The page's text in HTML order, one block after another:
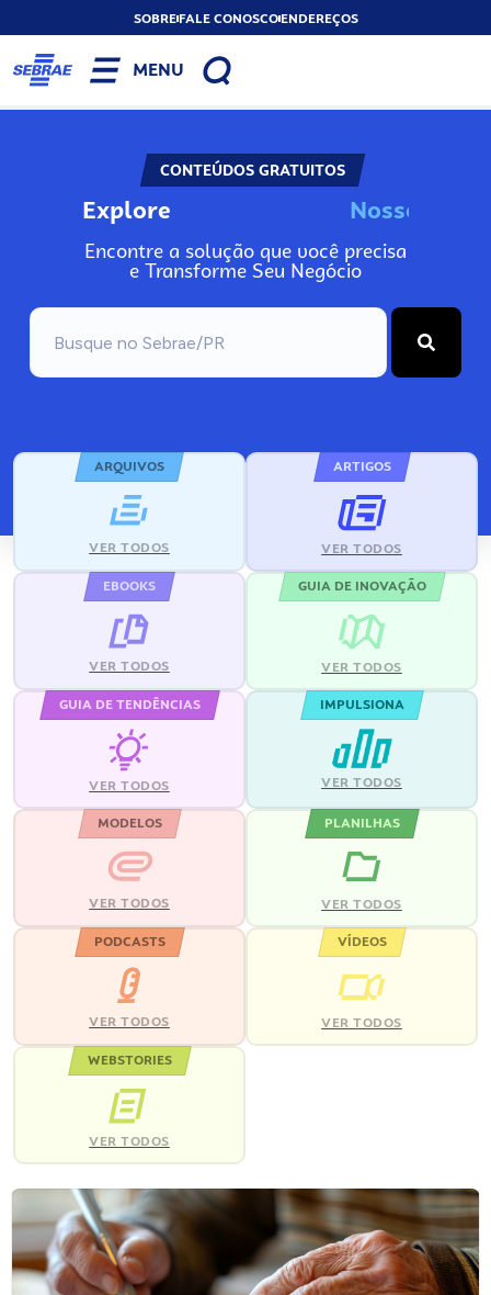
SOBREFALE CONOSCOENDEREÇOS
MENU
CONTEÚDOS GRATUITOS
Explore No
Encontre a solução que você precisa
e Transforme Seu Negócio
ARQUIVOS
VER TODOS
ARTIGOS
VER TODOS
EBOOKS
VER TODOS
GUIA DE INOVAÇÃO
VER TODOS
GUIA DE TENDÊNCIAS
VER TODOS
IMPULSIONA
VER TODOS
MODELOS
VER TODOS
PLANILHAS
VER TODOS
PODCASTS
VER TODOS
VÍDEOS
VER TODOS
WEBSTORIES
VER TODOS